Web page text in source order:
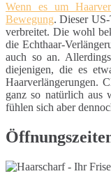
Wenn es um
Bewegung. Dieser
verbreitet. Die wohl
die Echthaar-
auch so an.
diejenigen, die es
Haarverlängerungen.
ganz so natürlich aus
fühlen sich aber